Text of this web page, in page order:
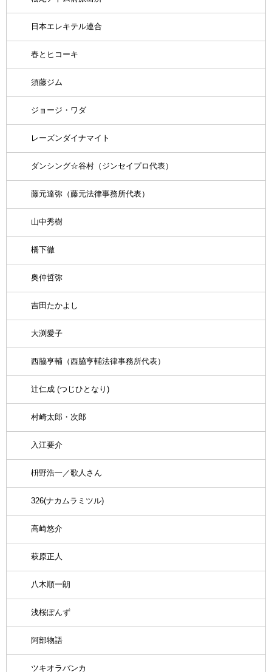
日本エレキテル連合
春とヒコーキ
須藤ジム
ジョージ・ワダ
レーズンダイナマイト
ダンシング☆谷村（ジンセイプロ代表）
藤元達弥（藤元法律事務所代表）
山中秀樹
橋下徹
奥仲哲弥
吉田たかよし
大渕愛子
西脇亨輔（西脇亨輔法律事務所代表）
辻仁成 (つじひとなり)
村崎太郎・次郎
入江要介
枡野浩一／歌人さん
326(ナカムラミツル)
高崎悠介
萩原正人
八木順一朗
浅桜ぽんず
阿部物語
ツキオラバンカ